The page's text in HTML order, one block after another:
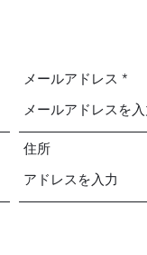
メールアドレス
住所